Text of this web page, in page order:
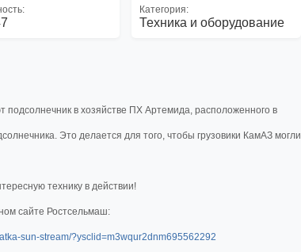
Категория:
Техника и оборудование
в хозяйстве ПХ Артемида, расположенного в
Это делается для того, чтобы грузовики КамАЗ могли
технику в действии!
сайте Ростсельмаш:
sun-stream/?ysclid=m3wqur2dnm695562292